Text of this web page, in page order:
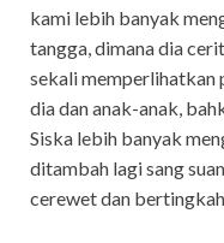
kami lebih banyak
tangga, dimana dia
sekali memperlihatkan
dia dan anak-anak,
Siska lebih banyak
ditambah lagi sang
cerewet dan